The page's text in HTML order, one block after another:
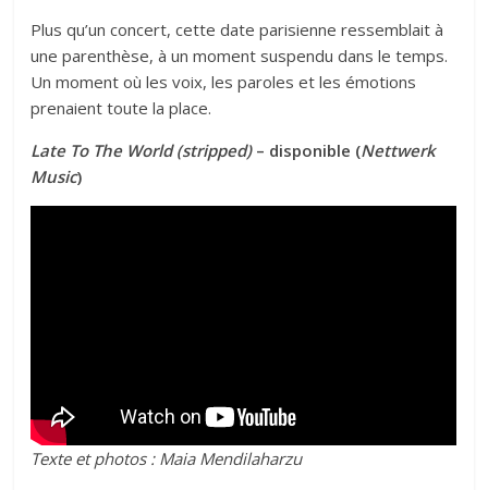
Plus qu’un concert, cette date parisienne ressemblait à
une parenthèse, à un moment suspendu dans le temps.
Un moment où les voix, les paroles et les émotions
prenaient toute la place.
Late To The World (stripped)– disponible (Nettwerk
Music)
Texte et photos : Maia Mendilaharzu